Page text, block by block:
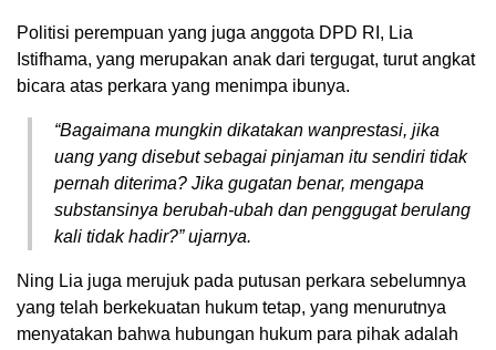
Politisi perempuan yang juga anggota DPD RI, Lia
Istifhama, yang merupakan anak dari tergugat, turut angkat
bicara atas perkara yang menimpa ibunya.
“Bagaimana mungkin dikatakan wanprestasi, jika
uang yang disebut sebagai pinjaman itu sendiri tidak
pernah diterima? Jika gugatan benar, mengapa
substansinya berubah-ubah dan penggugat berulang
kali tidak hadir?” ujarnya.
Ning Lia juga merujuk pada putusan perkara sebelumnya
yang telah berkekuatan hukum tetap, yang menurutnya
menyatakan bahwa hubungan hukum para pihak adalah